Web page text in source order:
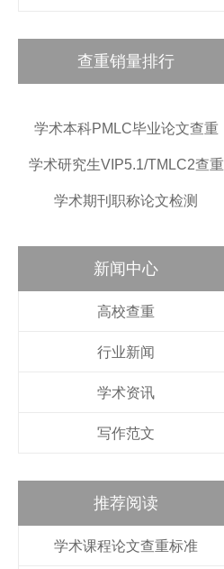
查重销量排行
学术本科PMLC毕业论文查重
学术研究生VIP5.1/TMLC2查重
学术期刊职称论文检测
新闻中心
高校查重
行业新闻
学术资讯
写作范文
推荐阅读
学术课程论文查重标准